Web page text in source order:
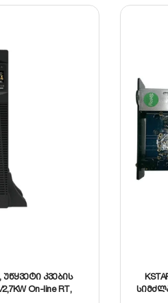
იცავს ბატარეებს ფიზიკური
უწყვეტი კვების
On-line RT,